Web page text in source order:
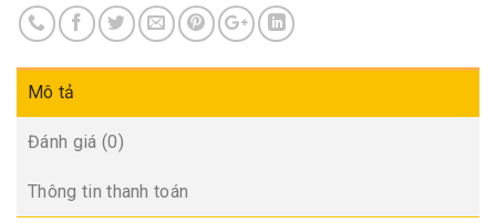
Mô tả
Đánh giá (0)
Thông tin thanh toán